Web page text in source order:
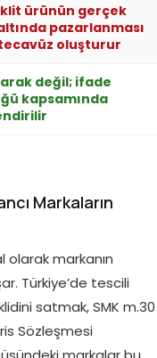
ürünün gerçek
pazarlanması
oluşturur
değil; ifade
kapsamında
Markaların
olarak markanın
Türkiye’de tescili
satmak, SMK m.30
Sözleşmesi